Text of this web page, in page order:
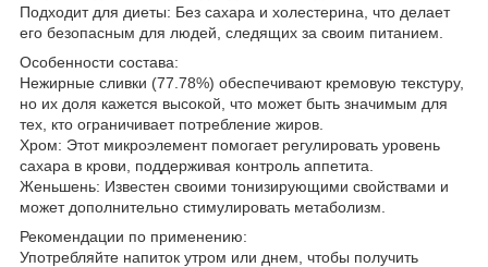
Подходит для диеты: Без сахара и холестерина, что делает
его безопасным для людей, следящих за своим питанием.
Особенности состава:
Нежирные сливки (77.78%) обеспечивают кремовую текстуру,
но их доля кажется высокой, что может быть значимым для
тех, кто ограничивает потребление жиров.
Хром: Этот микроэлемент помогает регулировать уровень
сахара в крови, поддерживая контроль аппетита.
Женьшень: Известен своими тонизирующими свойствами и
может дополнительно стимулировать метаболизм.
Рекомендации по применению:
Употребляйте напиток утром или днем, чтобы получить